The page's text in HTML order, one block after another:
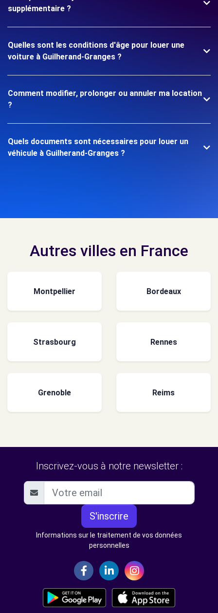
supplémentaire ?
Quelles sont les conditions d'âge pour louer une
voiture à Guilherand-Granges ?
Comment modifier, prolonger ou annuler ma location
?
Quels documents sont nécessaires pour louer un
véhicule à Guilherand-Granges ?
Autres villes en France
Montpellier Bordeaux
Strasbourg Rennes
Grenoble Reims
Inscrivez-vous à notre newsletter :
S'inscrire
Informations sur le traitement de vos données
personnelles